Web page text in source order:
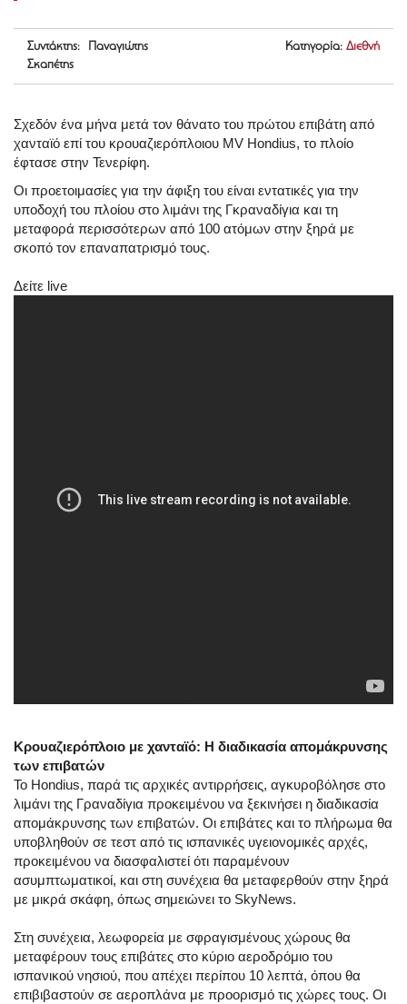
Συντάκτης: Παναγιώτης
Σκαπέτης
Κατηγορία: Διεθνή
Σχεδόν ένα μήνα μετά τον θάνατο του πρώτου επιβάτη από
χανταϊό επί του κρουαζιερόπλοιου MV Hondius, το πλοίο
έφτασε στην Τενερίφη.
Οι προετοιμασίες για την άφιξη του είναι εντατικές για την
υποδοχή του πλοίου στο λιμάνι της Γκραναδίγια και τη
μεταφορά περισσότερων από 100 ατόμων στην ξηρά με
σκοπό τον επαναπατρισμό τους.
Δείτε live
Κρουαζιερόπλοιο με χανταϊό: Η διαδικασία απομάκρυνσης
των επιβατών
To Hondius, παρά τις αρχικές αντιρρήσεις, αγκυροβόλησε στο
λιμάνι της Γραναδίγια προκειμένου να ξεκινήσει η διαδικασία
απομάκρυνσης των επιβατών. Οι επιβάτες και το πλήρωμα θα
υποβληθούν σε τεστ από τις ισπανικές υγειονομικές αρχές,
προκειμένου να διασφαλιστεί ότι παραμένουν
ασυμπτωματικοί, και στη συνέχεια θα μεταφερθούν στην ξηρά
με μικρά σκάφη, όπως σημειώνει το SkyNews.
Στη συνέχεια, λεωφορεία με σφραγισμένους χώρους θα
μεταφέρουν τους επιβάτες στο κύριο αεροδρόμιο του
ισπανικού νησιού, που απέχει περίπου 10 λεπτά, όπου θα
επιβιβαστούν σε αεροπλάνα με προορισμό τις χώρες τους. Οι